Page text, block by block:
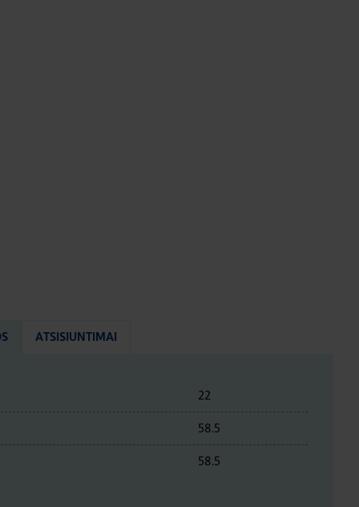
ATSISIUNTIMAI
22
58.5
58.5